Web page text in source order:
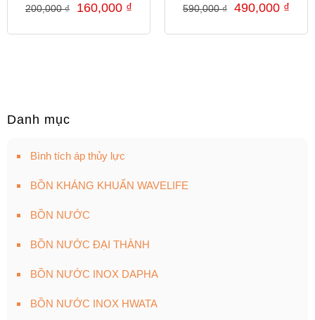
200,000₫ 160,000 ₫ 590,000₫ 490,000 ₫
Danh mục
Bình tích áp thủy lực
BỒN KHÁNG KHUẨN WAVELIFE
BỒN NƯỚC
BỒN NƯỚC ĐẠI THÀNH
BỒN NƯỚC INOX DAPHA
BỒN NƯỚC INOX HWATA